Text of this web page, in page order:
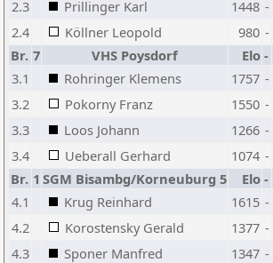
2.3
Prillinger Karl 1448 -
2.4
Köllner Leopold 980 -
Br. 7 VHS Poysdorf Elo -
3.1
Rohringer Klemens 1757 -
3.2
Pokorny Franz 1550 -
3.3
Loos Johann 1266 -
3.4
Ueberall Gerhard 1074 -
Br. 1 SGM Bisambg/Korneuburg 5 Elo -
4.1
Krug Reinhard 1615 -
4.2
Korostensky Gerald 1377 -
4.3
Sponer Manfred 1347 -